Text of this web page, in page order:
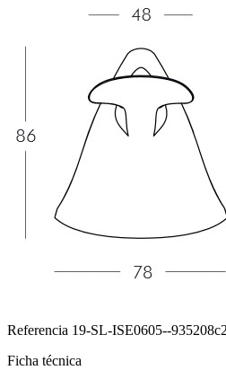
Referencia 19-SL-ISE0605--
Ficha técnica